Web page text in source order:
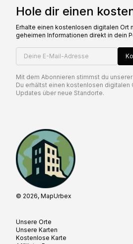
© 2026, MapUrbex
Unsere Orte
Unsere Karten
Kostenlose Karte
Hole dir einen
Erhalte einen kostenlosen digitalen Ort
geheimen Informationen direkt in dein
Deine E-Mail-Adresse
Mit dem Abonnieren stimmst du unserer
Du erhältst einen kostenlosen digitalen
Updates über neue Standorte.